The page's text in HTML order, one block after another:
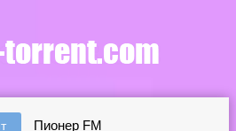
Пионер FM